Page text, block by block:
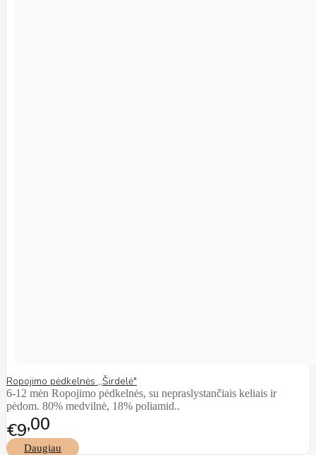
Ropojimo pėdkelnės ,,Širdelė"
6-12 mėn Ropojimo pėdkelnės, su nepraslystančiais keliais ir
pėdom. 80% medvilnė, 18% poliamid..
€9 00
Daugiau